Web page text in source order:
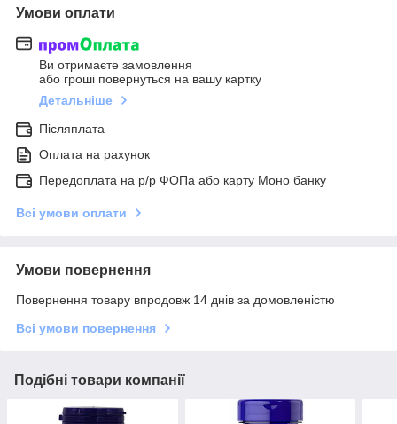
Умови оплати
Ви отримаєте замовлення
або гроші повернуться на вашу картку
Детальніше
Післяплата
Оплата на рахунок
Передоплата на р/р ФОПа або карту Моно банку
Всі умови оплати
Умови повернення
Повернення товару впродовж 14 днів за домовленістю
Всі умови повернення
Подібні товари компанії